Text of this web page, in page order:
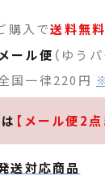
購入で送料無料
ール便 （ゆう
国一律220円
【メール便2点
送対応商品